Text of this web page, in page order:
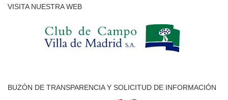
VISITA NUESTRA WEB
BUZÓN DE TRANSPARENCIA Y SOLICITUD DE INFORMACIÓN